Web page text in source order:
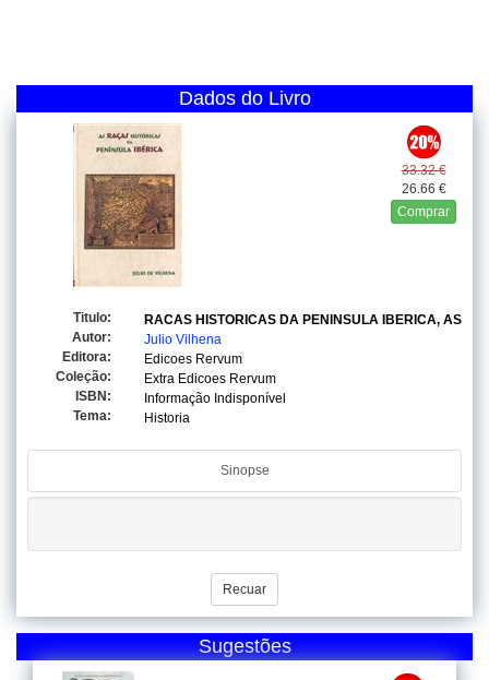
Dados do Livro
33.32 €
26.66 €
Comprar
Titulo:
RACAS HISTORICAS DA PENINSULA IBERICA, AS
Autor:
Julio Vilhena
Editora:
Edicoes Rervum
Coleção:
Extra Edicoes Rervum
ISBN:
Informação Indisponível
Tema:
Historia
Sinopse
Recuar
Sugestões